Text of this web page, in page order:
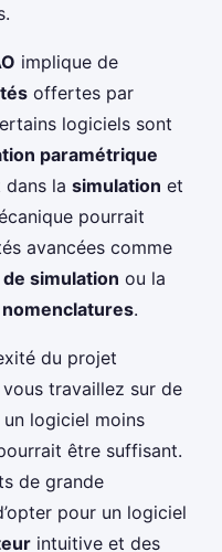
implique de
offertes par
logiciels sont
paramétrique
dans la simulation et
pourrait
avancées comme
simulation ou la
.
du projet
travaillez sur de
logiciel moins
être suffisant.
de grande
pour un logiciel
intuitive et des